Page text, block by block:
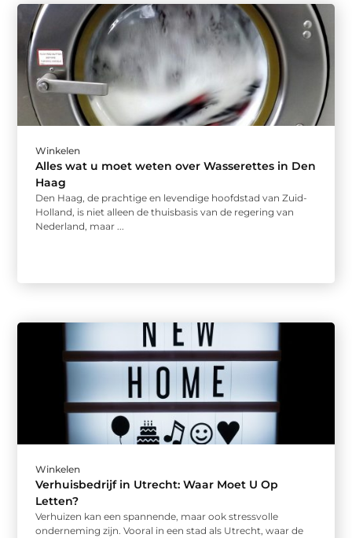
Winkelen
Alles wat u moet weten over Wasserettes in Den
Haag
Den Haag, de prachtige en levendige hoofdstad van Zuid-
Holland, is niet alleen de thuisbasis van de regering van
Nederland, maar ...
Winkelen
Verhuisbedrijf in Utrecht: Waar Moet U Op
Letten?
Verhuizen kan een spannende, maar ook stressvolle
onderneming zijn. Vooral in een stad als Utrecht, waar de